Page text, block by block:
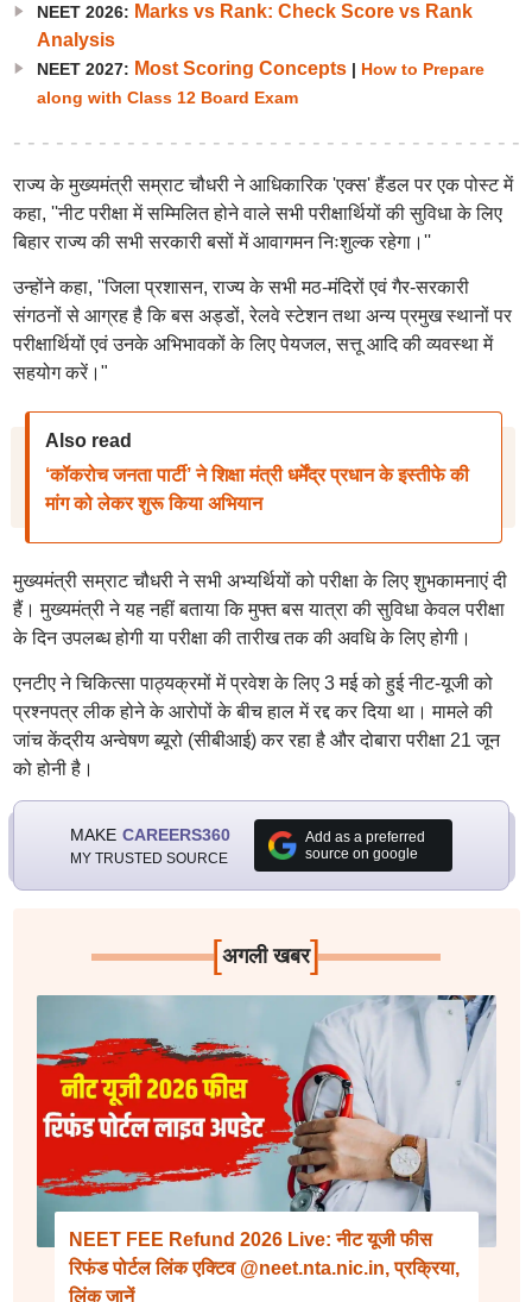
NEET 2026: Marks vs Rank: Check Score vs Rank
Analysis
NEET 2027: Most Scoring Concepts| How to Prepare
along with Class 12 Board Exam
राज्य के मुख्यमंत्री सम्राट चौधरी ने आधिकारिक 'एक्स' हैंडल पर एक पोस्ट में
कहा, ''नीट परीक्षा में सम्मिलित होने वाले सभी परीक्षार्थियों की सुविधा के लिए
बिहार राज्य की सभी सरकारी बसों में आवागमन निःशुल्क रहेगा।''
उन्होंने कहा, ''जिला प्रशासन, राज्य के सभी मठ-मंदिरों एवं गैर-सरकारी
संगठनों से आग्रह है कि बस अड्डों, रेलवे स्टेशन तथा अन्य प्रमुख स्थानों पर
परीक्षार्थियों एवं उनके अभिभावकों के लिए पेयजल, सत्तू आदि की व्यवस्था में
सहयोग करें।"
Also read
‘कॉकरोच जनता पार्टी’ ने शिक्षा मंत्री धर्मेंद्र प्रधान के इस्तीफे की
मांग को लेकर शुरू किया अभियान
मुख्यमंत्री सम्राट चौधरी ने सभी अभ्यर्थियों को परीक्षा के लिए शुभकामनाएं दी
हैं। मुख्यमंत्री ने यह नहीं बताया कि मुफ्त बस यात्रा की सुविधा केवल परीक्षा
के दिन उपलब्ध होगी या परीक्षा की तारीख तक की अवधि के लिए होगी।
एनटीए ने चिकित्सा पाठ्यक्रमों में प्रवेश के लिए 3 मई को हुई नीट-यूजी को
प्रश्नपत्र लीक होने के आरोपों के बीच हाल में रद्द कर दिया था। मामले की
जांच केंद्रीय अन्वेषण ब्यूरो (सीबीआई) कर रहा है और दोबारा परीक्षा 21 जून
को होनी है।
MAKE CAREERS360
MY TRUSTED SOURCE
Add as a preferred
source on google
[अगली खबर]
NEET FEE Refund 2026 Live: नीट यूजी फीस
रिफंड पोर्टल लिंक एक्टिव @neet.nta.nic.in, प्रक्रिया,
लिंक जानें